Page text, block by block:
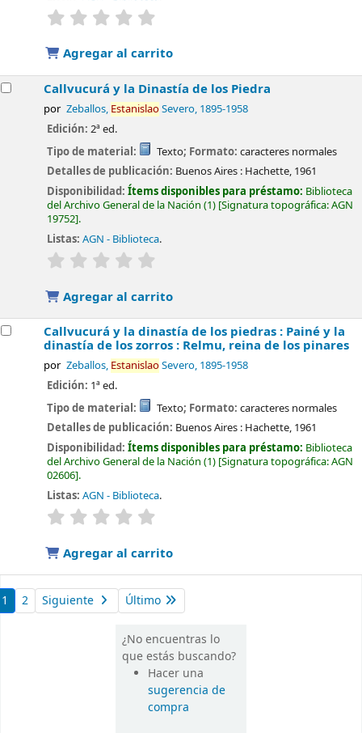
valoración
Agregar al carrito
Callvucurá y la Dinastía de los Piedra
por Zeballos, EstanislaoSevero, 1895-1958
Edición:2ª ed.
Tipo de material:
Texto; Formato: caracteres normales
Detalles de publicación: Buenos Aires : Hachette, 1961
Disponibilidad:Ítems disponibles para préstamo: Biblioteca
del Archivo General de la Nación (1) Signatura topográfica:AGN
19752 .
Listas: AGN - Biblioteca.
valoración
Agregar al carrito
Callvucurá y la dinastía de los piedras : Painé y la
dinastía de los zorros : Relmu, reina de los pinares
por Zeballos, EstanislaoSevero, 1895-1958
Edición: 1ª ed.
Tipo de material:
Texto; Formato: caracteres normales
Detalles de publicación: Buenos Aires : Hachette, 1961
Disponibilidad:Ítems disponibles para préstamo: Biblioteca
del Archivo General de la Nación (1) Signatura topográfica:AGN
02606 .
Listas: AGN - Biblioteca.
valoración
Agregar al carrito
1 2 Siguiente Último
¿No encuentras lo
que estás buscando?
Hacer una
sugerencia de
compra